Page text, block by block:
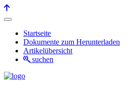
Startseite
Dokumente zum Herunterladen
Artikelübersicht
suchen